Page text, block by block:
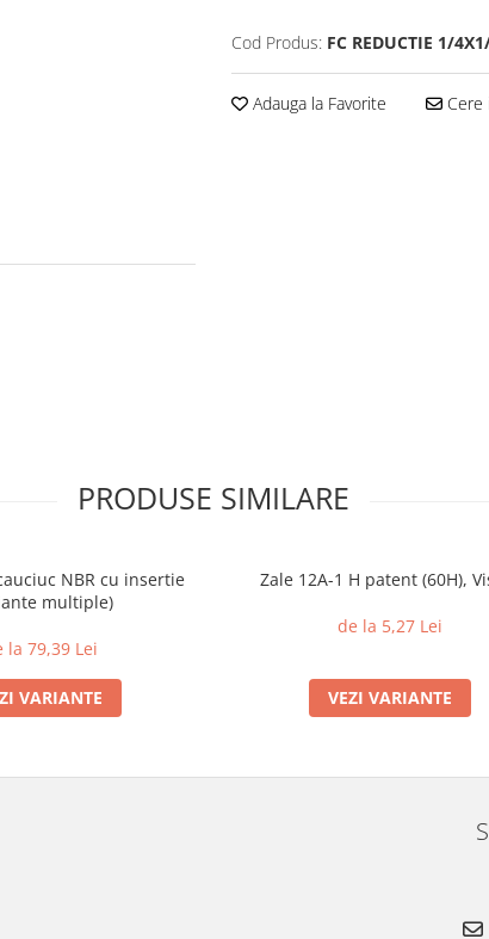
Cod Produs: FC REDUCTIE 1/
Adauga la Favorite Cere
PRODUSE SIMILARE
NBR cu insertie
multiple)
la 79,39 Lei
VARIANTE
Zale 12A-1 H patent (60H),
de la 5,27 Lei
VEZI VARIANTE